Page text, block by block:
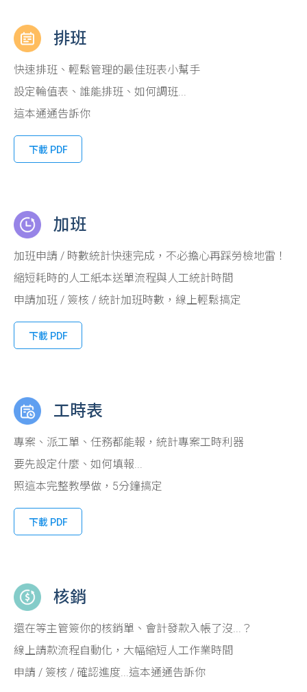
排班
快速排班、輕鬆管理的最佳班表小幫手
設定輪值表、誰能排班、如何調班...
這本通通告訴你
下載 PDF
加班
加班申請 / 時數統計快速完成，不必擔心再踩勞檢地雷！
縮短耗時的人工紙本送單流程與人工統計時間
申請加班 / 簽核 / 統計加班時數，線上輕鬆搞定
下載 PDF
工時表
專案、派工單、任務都能報，統計專案工時利器
要先設定什麼、如何填報...
照這本完整教學做，5分鐘搞定
下載 PDF
核銷
還在等主管簽你的核銷單、會計發款入帳了沒...？
線上請款流程自動化，大幅縮短人工作業時間
申請 / 簽核 / 確認進度...這本通通告訴你